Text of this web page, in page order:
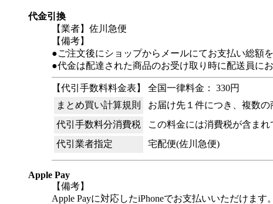
代金引換
【業者】佐川急便
【備考】
●ご注文後にショップからメールにてお支払い総額
●代金は配達された商品のお受け取り時に配送員に
【代引手数料料金表】 全国一律料金： 330円
まとめ買い計算規則
お届け先１件につき、複数
代引手数料分消費税
この料金には消費税が含まれ
代引業者指定
宅配便(佐川急便)
Apple Pay
【備考】
Apple Payに対応したiPhoneでお支払いいただけます。